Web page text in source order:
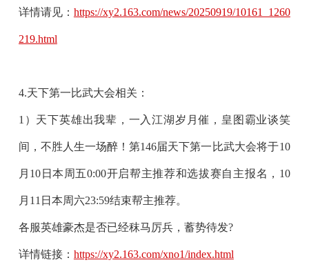
详情请见： https://xy2.163.com/news/20250919/10161_1260
219.html
4.天下第一比武大会相关：
1）天下英雄出我辈，一入江湖岁月催，皇图霸业谈笑
间，不胜人生一场醉！ 第146届天下第一比武大会将于10
月10日本周五0:00开启帮主推荐和选拔赛自主报名， 10
月11日本周六23:59结束帮主推荐。
各服英雄豪杰是否已经秣马厉兵，蓄势待发?
详情链接： https://xy2.163.com/xno1/index.html